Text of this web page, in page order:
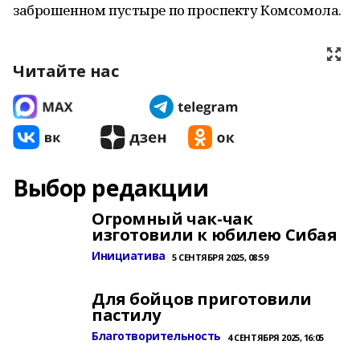
заброшенном пустыре по проспекту Комсомола.
Читайте нас
Выбор редакции
Огромный чак-чак
изготовили к юбилею Сибая
Инициатива 5 СЕНТЯБРЯ 2025, 08:59
Для бойцов приготовили
пастилу
Благотворительность 4 СЕНТЯБРЯ 2025, 16:05